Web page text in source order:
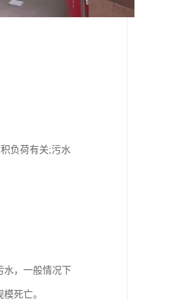
负荷有关;污水
水，一般情况下
死亡。